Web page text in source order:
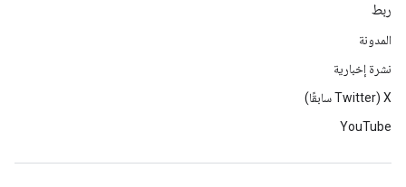
ربط
المدونة
نشرة إخبارية
‫X ‏(Twitter سابقًا)
YouTube